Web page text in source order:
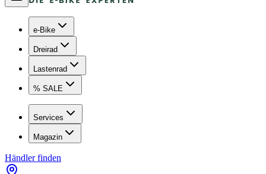
e-Bike
Dreirad
Lastenrad
% SALE
Services
Magazin
Händler finden